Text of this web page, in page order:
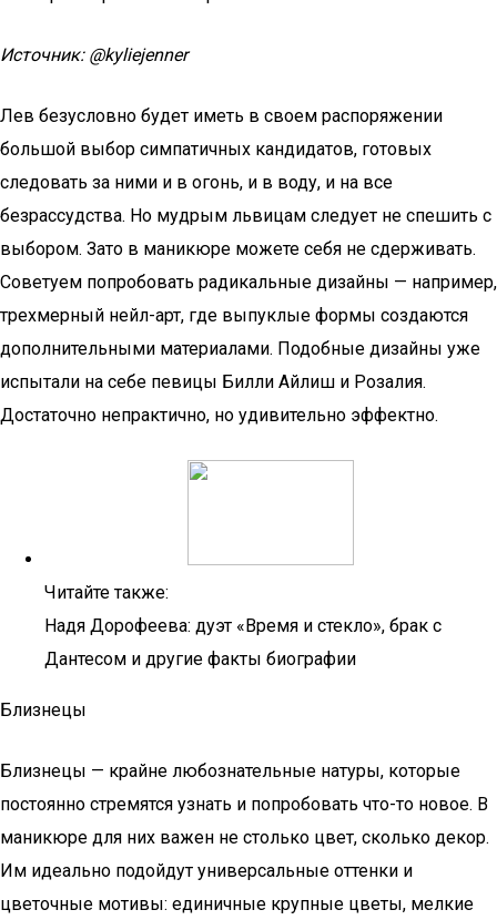
Источник: @kyliejenner
Лев безусловно будет иметь в своем распоряжении
большой выбор симпатичных кандидатов, готовых
следовать за ними и в огонь, и в воду, и на все
безрассудства. Но мудрым львицам следует не спешить с
выбором. Зато в маникюре можете себя не сдерживать.
Советуем попробовать радикальные дизайны — например,
трехмерный нейл-арт, где выпуклые формы создаются
дополнительными материалами. Подобные дизайны уже
испытали на себе певицы Билли Айлиш и Розалия.
Достаточно непрактично, но удивительно эффектно.
Читайте также:
Надя Дорофеева: дуэт «Время и стекло», брак с
Дантесом и другие факты биографии
Близнецы
Близнецы — крайне любознательные натуры, которые
постоянно стремятся узнать и попробовать что-то новое. В
маникюре для них важен не столько цвет, сколько декор.
Им идеально подойдут универсальные оттенки и
цветочные мотивы: единичные крупные цветы, мелкие